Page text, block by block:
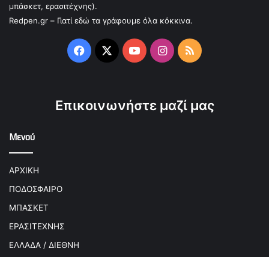
μπάσκετ, ερασιτέχνης).
Redpen.gr – Γιατί εδώ τα γράφουμε όλα κόκκινα.
Facebook
X YouTubeInstagram
RSS
Επικοινωνήστε μαζί μας
Μενού
ΑΡΧΙΚΗ
ΠΟΔΟΣΦΑΙΡΟ
ΜΠΑΣΚΕΤ
ΕΡΑΣΙΤΕΧΝΗΣ
ΕΛΛΑΔΑ / ΔΙΕΘΝΗ